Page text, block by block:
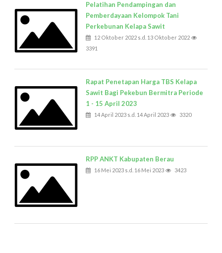
Pelatihan Pendampingan dan
Pemberdayaan Kelompok Tani
Perkebunan Kelapa Sawit
12 Oktober 2022 s.d. 13 Oktober 2022
3391
Rapat Penetapan Harga TBS Kelapa
Sawit Bagi Pekebun Bermitra Periode
1 - 15 April 2023
14 April 2023 s.d. 14 April 2023 3320
RPP ANKT Kabupaten Berau
16 Mei 2023 s.d. 16 Mei 2023 3423